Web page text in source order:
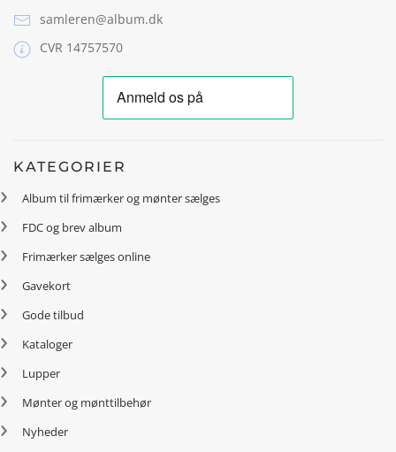
samleren@album.dk
CVR 14757570
KATEGORIER
Album til frimærker og mønter sælges
FDC og brev album
Frimærker sælges online
Gavekort
Gode tilbud
Kataloger
Lupper
Mønter og mønttilbehør
Nyheder